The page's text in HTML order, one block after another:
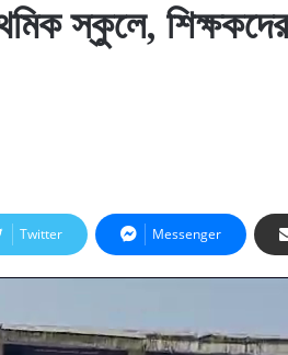
স্কুলে,
Twitter Messenger